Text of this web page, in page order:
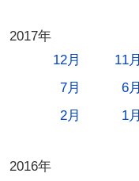
2017年
12月
11月
7月
6月
2月
1月
2016年